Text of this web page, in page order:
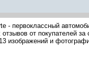
- первоклассный
от покупателей за
изображений и